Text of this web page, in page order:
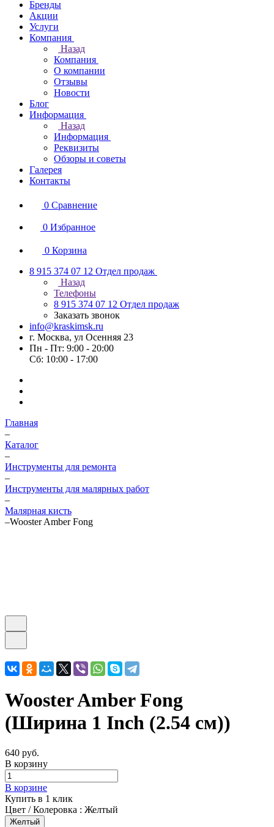
Бренды
Акции
Услуги
Компания
Назад
Компания
О компании
Отзывы
Новости
Блог
Информация
Назад
Информация
Реквизиты
Обзоры и советы
Галерея
Контакты
0 Сравнение
0 Избранное
0 Корзина
8 915 374 07 12 Отдел продаж
Назад
Телефоны
8 915 374 07 12 Отдел продаж
Заказать звонок
info@kraskimsk.ru
г. Москва, ул Осенняя 23
Пн - Пт: 9:00 - 20:00
Сб: 10:00 - 17:00
Главная
–
Каталог
–
Инструменты для ремонта
–
Инструменты для малярных работ
–
Малярная кисть
–Wooster Amber Fong
Wooster Amber Fong
(Ширина 1 Inch (2.54 см))
640 руб.
В корзину
В корзине
Купить в 1 клик
Цвет / Колеровка : Желтый
Желтый